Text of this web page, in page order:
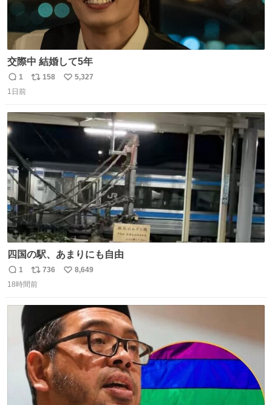
交際中 結婚して5年
返
信
1
リ
ト
数
158
い
数
5,327
1日前
四国の駅、あまりにも自由
返
信
1
リ
ポ
736
い
数
8,649
18時間前